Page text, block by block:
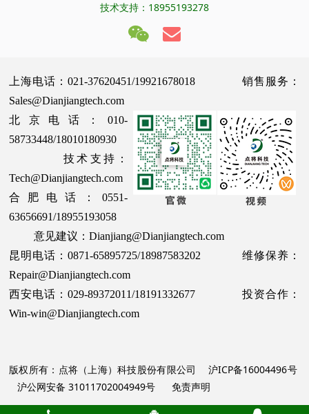
技术支持：18955193278
上海电话：021-37620451/19921678018 销售服务：
Sales@Dianjiangtech.com
北京电话：010-
58733448/18010180930
技术支持：
Tech@Dianjiangtech.com
合肥电话：0551-
63656691/18955193058
意见建议：Dianjiang@Dianjiangtech.com
昆明电话：0871-65895725/18987583202 维修保养：
Repair@Dianjiangtech.com
西安电话：029-89372011/18191332677 投资合作：
Win-win@Dianjiangtech.com
版权所有：点将（上海）科技股份有限公司 沪ICP备16004496号
沪公网安备 31011702004949号
免责声明